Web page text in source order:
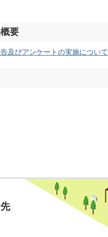
要
及びアンケートの実施について